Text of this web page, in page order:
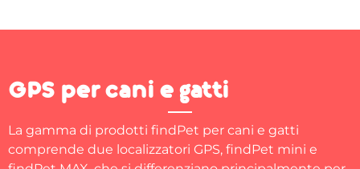
GPS per cani e gatti
La gamma di prodotti findPet per cani e gatti
comprende due localizzatori GPS, findPet mini e